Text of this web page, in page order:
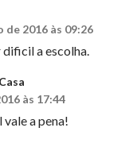
de 2016 às 09:26
dificil a escolha.
às 17:44
a pena!